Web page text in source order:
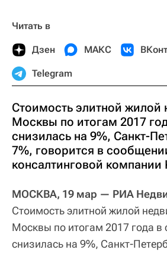
Читать в
Дзен МАКС
Telegram
Стоимость элитной жилой
Москвы по итогам 2017
снизилась на 9%, Санкт-
7%, говорится в
консалтинговой компании
МОСКВА, 19 мар — РИА
Стоимость элитной жилой
Москвы по итогам 2017 года в
снизилась на 9%, Санкт-